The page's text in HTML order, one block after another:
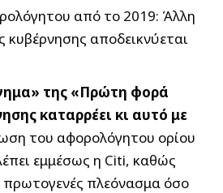
της «Πρώτη φορά
καταρρέει κι αυτό με
του αφορολόγητου ορίου
εμμέσως η Citi, καθώς
πρωτογενές πλεόνασμα όσο